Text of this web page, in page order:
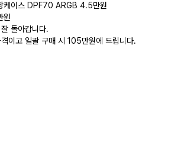
케이스 DPF70 ARGB 4.5만원
원
돌아갑니다.
이고 일괄 구매 시 105만원에 드립니다.